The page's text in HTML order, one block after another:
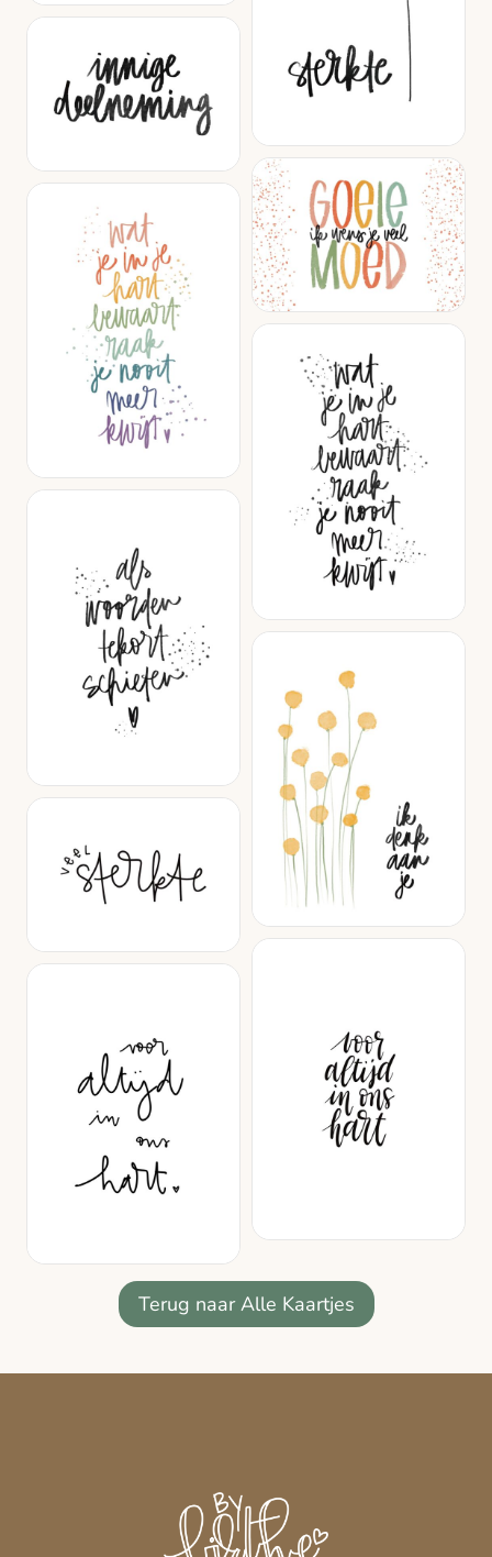
Terug naar Alle Kaartjes